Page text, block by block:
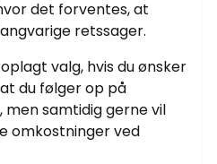
det forventes, at
retssager.
valg, hvis du ønsker
du følger op på
samtidig gerne vil
omkostninger ved